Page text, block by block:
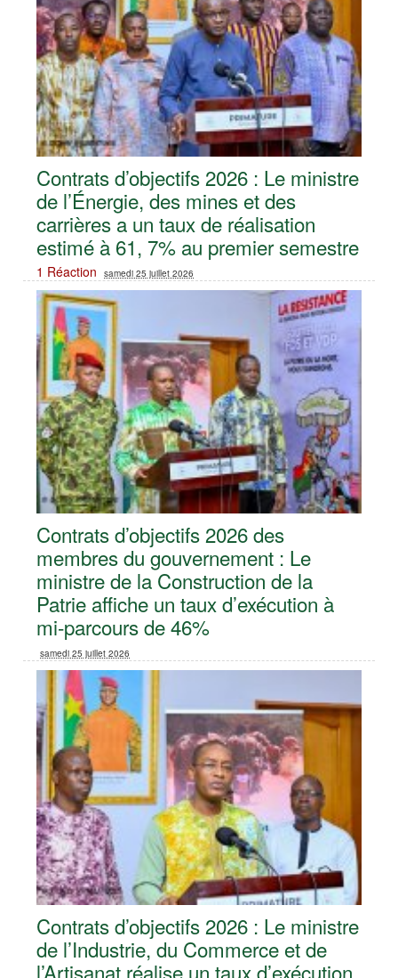
Contrats d’objectifs 2026 : Le ministre
de l’Énergie, des mines et des
carrières a un taux de réalisation
estimé à 61, 7% au premier semestre
1 Réaction samedi 25 juillet 2026
Contrats d’objectifs 2026 des
membres du gouvernement : Le
ministre de la Construction de la
Patrie affiche un taux d’exécution à
mi-parcours de 46%
samedi 25 juillet 2026
Contrats d’objectifs 2026 : Le ministre
de l’Industrie, du Commerce et de
l’Artisanat réalise un taux d’exécution